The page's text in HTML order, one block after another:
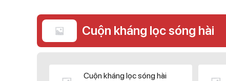
Cuộn kháng lọc sóng hài
Cuộn kháng lọc sóng hài